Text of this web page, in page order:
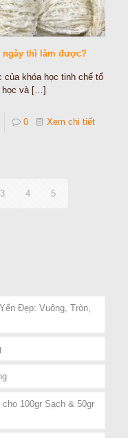
ngày thì làm được?
của khóa học tinh chế tổ
và […]
0 Xem chi tiết
3 4 5
Đẹp: Vuông, Tròn,
100gr Sạch & 50gr